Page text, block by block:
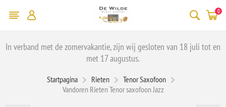
0
In verband met de zomervakantie, zijn wij gesloten van 18 juli tot en
met 17 augustus.
Startpagina Rieten
Tenor Saxofoon
Vandoren Rieten Tenor saxofoon Jazz